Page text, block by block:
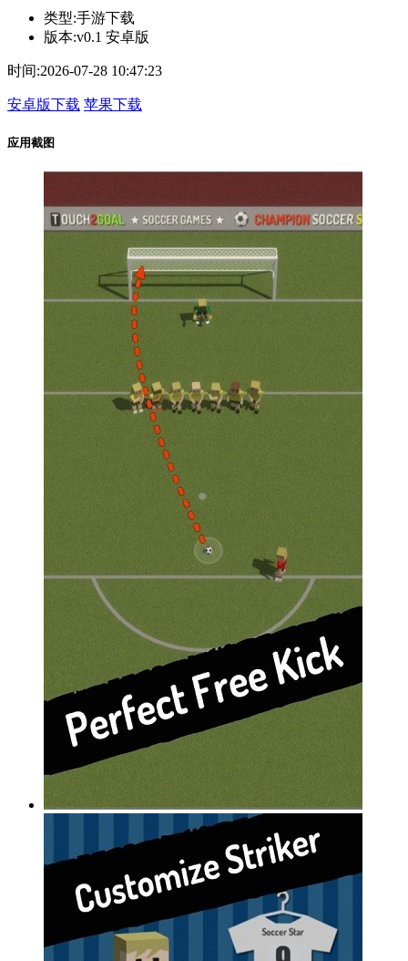
类型:手游下载
版本:v0.1 安卓版
时间:2026-07-28 10:47:23
安卓版下载 苹果下载
应用截图